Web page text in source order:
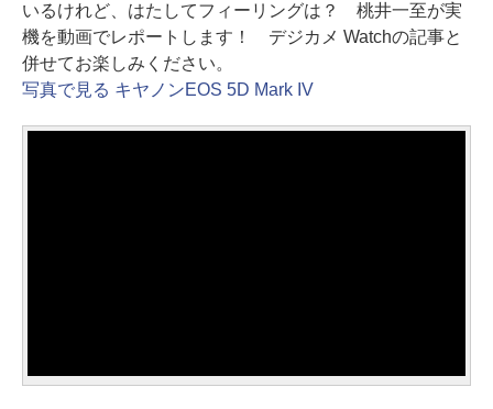
いるけれど、はたしてフィーリングは？ 桃井一至が実
機を動画でレポートします！ デジカメ Watchの記事と
併せてお楽しみください。
写真で見る キヤノンEOS 5D Mark IV